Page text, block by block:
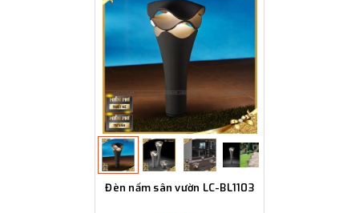
Đèn nấm sân vườn LC-BL1103